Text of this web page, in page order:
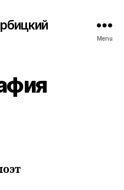
Menu